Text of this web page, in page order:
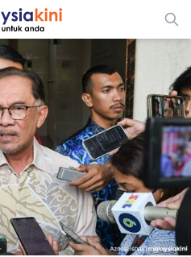
ADS